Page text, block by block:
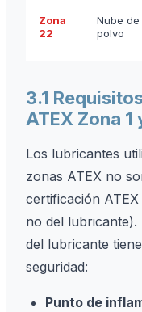
Zona
22
Nube de
polvo
3.1
ATEX Zona 1
Los lubricantes
zonas ATEX no
certificación
no del lubricante).
del lubricante
seguridad:
Punto de